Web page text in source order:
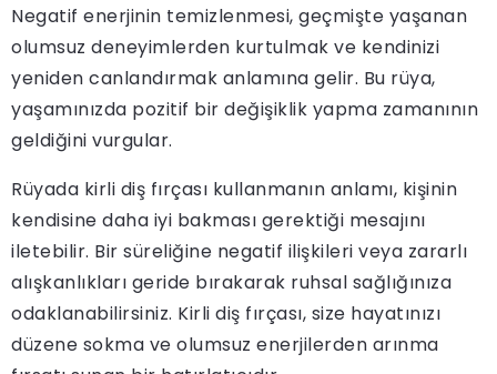
Negatif enerjinin temizlenmesi, geçmişte yaşanan
olumsuz deneyimlerden kurtulmak ve kendinizi
yeniden canlandırmak anlamına gelir. Bu rüya,
yaşamınızda pozitif bir değişiklik yapma zamanının
geldiğini vurgular.
Rüyada kirli diş fırçası kullanmanın anlamı, kişinin
kendisine daha iyi bakması gerektiği mesajını
iletebilir. Bir süreliğine negatif ilişkileri veya zararlı
alışkanlıkları geride bırakarak ruhsal sağlığınıza
odaklanabilirsiniz. Kirli diş fırçası, size hayatınızı
düzene sokma ve olumsuz enerjilerden arınma